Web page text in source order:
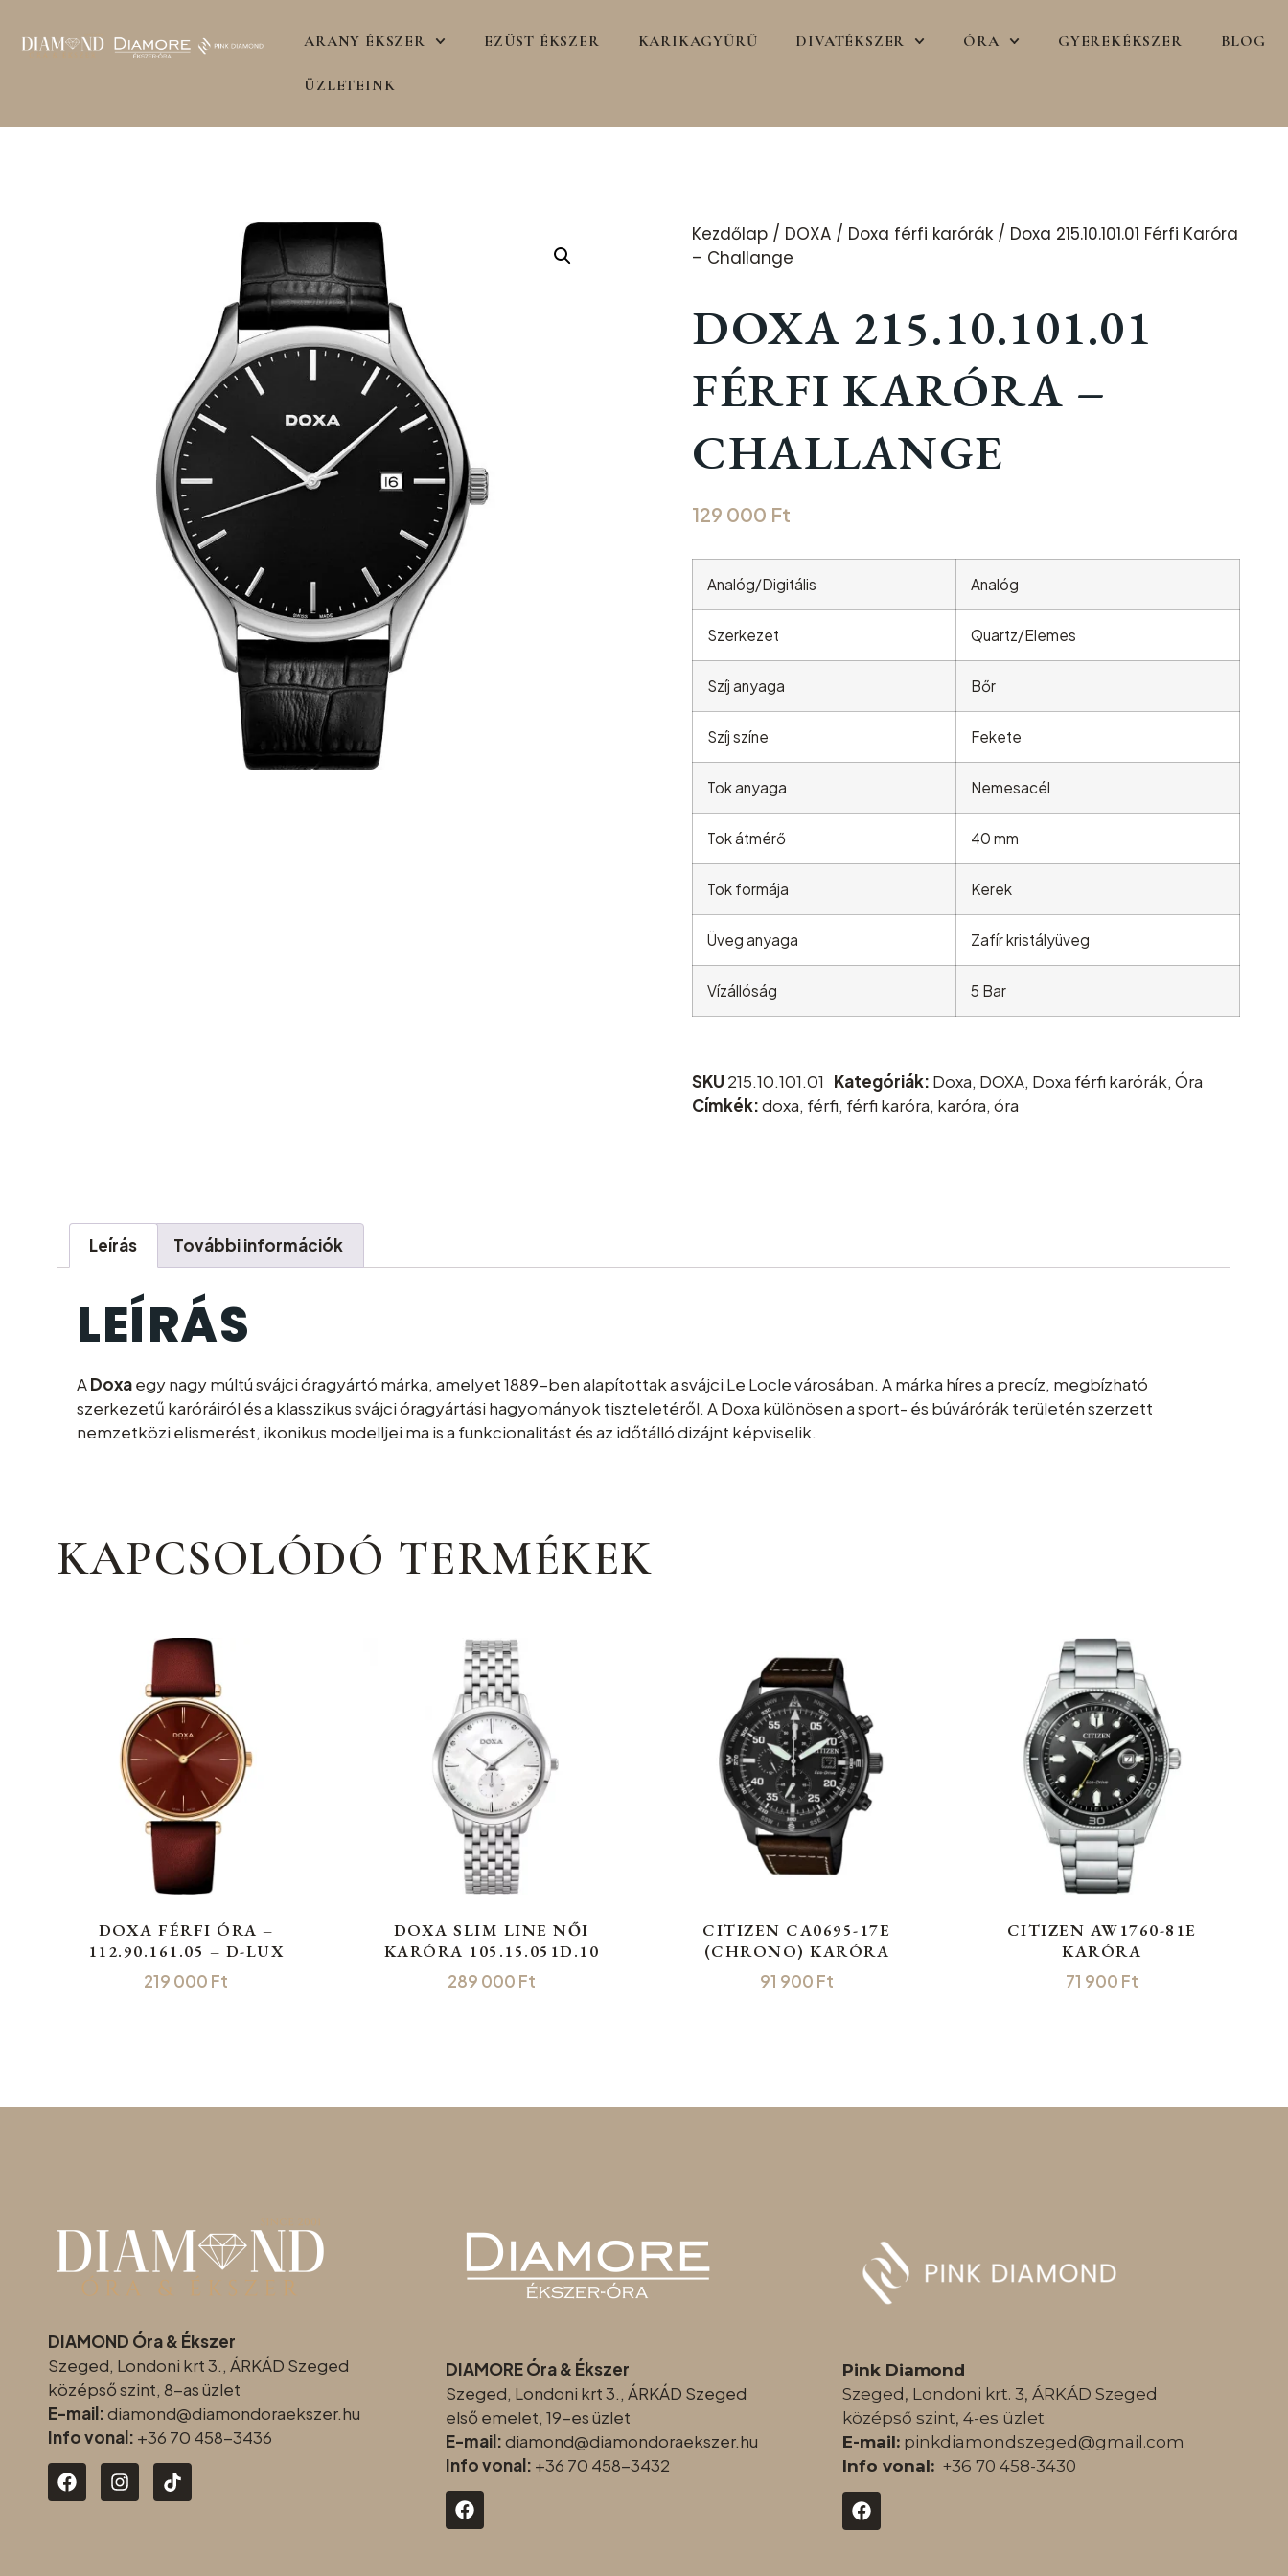
ARANY ÉKSZER EZÜST ÉKSZER KARIKAGYŰRŰ DIVATÉKSZER ÓRA GYEREKÉKSZER BLOG
ÜZLETEINK
Kezdőlap / DOXA / Doxa férfi karórák / Doxa 215.10.101.01 Férfi Karóra
– Challange
DOXA 215.10.101.01
FÉRFI KARÓRA –
CHALLANGE
129 000 Ft
Analóg/Digitális Analóg
Szerkezet Quartz/Elemes
Szíj anyaga Bőr
Szíj színe Fekete
Tok anyaga Nemesacél
Tok átmérő 40 mm
Tok formája Kerek
Üveg anyaga Zafír kristályüveg
Vízállóság 5 Bar
SKU 215.10.101.01 Kategóriák: Doxa, DOXA, Doxa férfi karórák, Óra
Címkék:doxa, férfi, férfi karóra, karóra, óra
Leírás További információk
LEÍRÁS
ADoxaegy nagy múltú svájci óragyártó márka, amelyet 1889-ben alapítottak a svájci Le Locle városában. A márka híres a precíz, megbízható
szerkezetű karóráiról és a klasszikus svájci óragyártási hagyományok tiszteletéről. A Doxa különösen a sport- és búvárórák területén szerzett
nemzetközi elismerést, ikonikus modelljei ma is a funkcionalitást és az időtálló dizájnt képviselik.
KAPCSOLÓDÓ TERMÉKEK
DOXA FÉRFI ÓRA –
112.90.161.05 – D-LUX
219 000 Ft
DOXA SLIM LINE NŐI
KARÓRA 105.15.051D.10
289 000 Ft
CITIZEN CA0695-17E
(CHRONO) KARÓRA
91 900 Ft
CITIZEN AW1760-81E
KARÓRA
71 900 Ft
DIAMOND Óra & Ékszer
Szeged, Londoni krt 3., ÁRKÁD Szeged
középső szint, 8-as üzlet
E-mail:diamond@diamondoraekszer.hu
Info vonal: +36 70 458-3436
DIAMORE Óra & Ékszer
Szeged, Londoni krt 3., ÁRKÁD Szeged
első emelet, 19-es üzlet
E-mail:diamond@diamondoraekszer.hu
Info vonal: +36 70 458-3432
Pink Diamond
Szeged, Londoni krt. 3, ÁRKÁD Szeged
középső szint, 4-es üzlet
E-mail: pinkdiamondszeged@gmail.com
Info vonal: +36 70 458-3430